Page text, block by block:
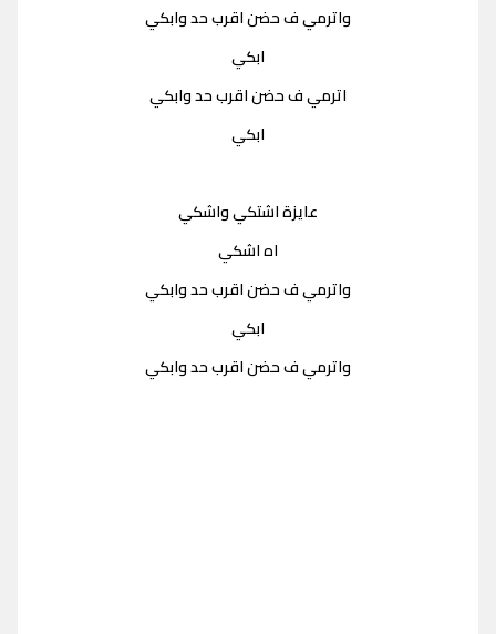
واترمي ف حضن اقرب حد وابكي
ابكي
اترمي ف حضن اقرب حد وابكي
ابكي
عايزة اشتكي واشكي
اه اشكي
واترمي ف حضن اقرب حد وابكي
ابكي
واترمي ف حضن اقرب حد وابكي